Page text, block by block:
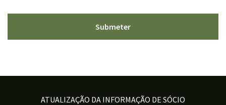
ATUALIZAÇÃO DA INFORMAÇÃO DE SÓCIO